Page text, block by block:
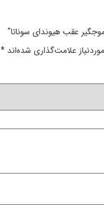
عقب هیوندای سوناتا”
علامت‌گذاری شده‌اند *